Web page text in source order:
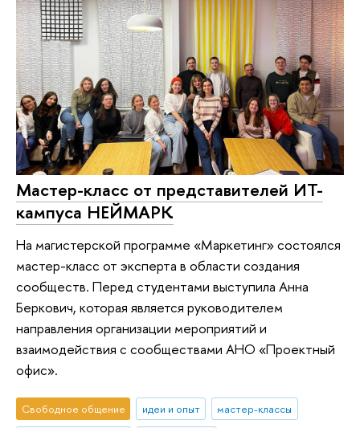
Мастер-класс от представителей ИТ-
кампуса НЕЙМАРК
На магистерской программе «Маркетинг» состоялся
мастер-класс от эксперта в области создания
сообществ. Перед студентами выступила Анна
Беркович, которая является руководителем
направления организации мероприятий и
взаимодействия с сообществами АНО «Проектный
офис».
Свободное общение идеи и опыт
мастер-классы